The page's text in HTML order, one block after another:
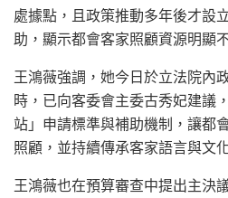
處據點，且政策推動多年後才設
助，顯示都會客家照顧資源明顯
王鴻薇強調，她今日於立法院內
時，已向客委會主委古秀妃建議
站」申請標準與補助機制，讓都
照顧，並持續傳承客家語言與文
王鴻薇也在預算審查中提出主決